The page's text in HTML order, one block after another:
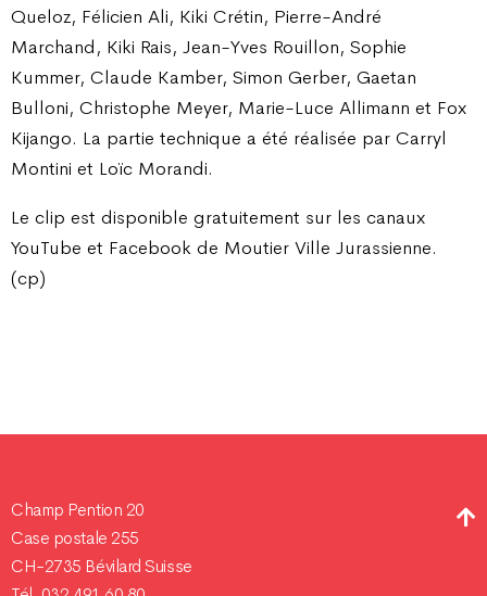
Queloz, Félicien Ali, Kiki Crétin, Pierre-André
Marchand, Kiki Rais, Jean-Yves Rouillon, Sophie
Kummer, Claude Kamber, Simon Gerber, Gaetan
Bulloni, Christophe Meyer, Marie-Luce Allimann et Fox
Kijango. La partie technique a été réalisée par Carryl
Montini et Loïc Morandi.
Le clip est disponible gratuitement sur les canaux
YouTube et Facebook de Moutier Ville Jurassienne.
(cp)
Champ Pention 20
Case postale 255
CH-2735 Bévilard Suisse